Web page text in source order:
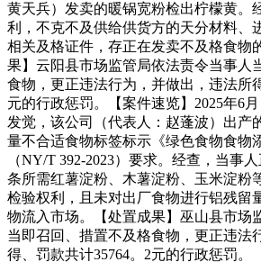
黄天兵）发卖的暖锅宽粉检出柠檬黄。
利，不克不及供给供货方的天分材料、
相关及格证件，存正在发卖不及格食物
果】云阳县市场监管局依法责令当事人
食物，更正违法行为，并做出，违法所
元的行政惩罚。【案件速览】2025年6
发觉，该公司（代表人：赵蓬波）出产
量不合适食物标签标示《绿色食物食物
（NY/T 392-2023）要求。经查，当事
条所需红薯淀粉、木薯淀粉、玉米淀粉
检验权利，且未对出厂食物进行铝残留
物流入市场。【处置成果】巫山县市场
当即召回、措置不及格食物，更正违法
得、罚款共计35764。2元的行政惩罚。